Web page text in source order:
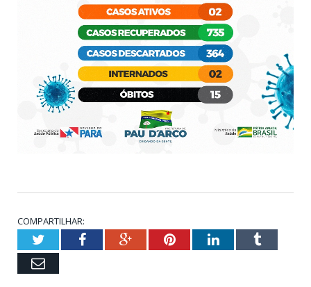
COMPARTILHAR:
TwitterFacebookGoogle+PinterestLinkedInTumblr
Email